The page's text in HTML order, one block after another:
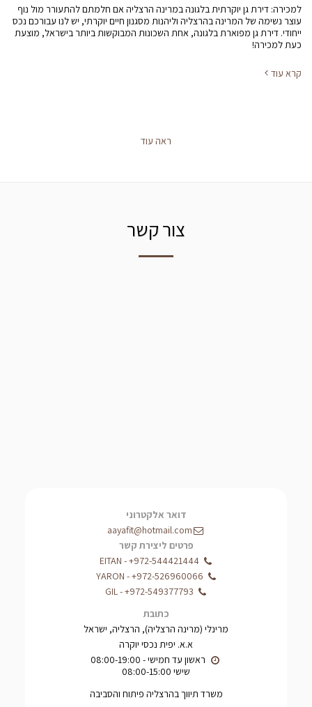
למכירה: דירת גן יוקרתית בלגונה במרינה הרצליה אם חלמתם להתעורר מול נוף
עוצר נשימה של המרינה בהרצליה וליהנות מסגנון חיים יוקרתי, יש לנו עבורכם נכס
ייחודי. דירת גן מפוארת בלגונה, אחת השכונות המבוקשות ביותר בישראל, מוצעת
כעת למכירה!
קרא עוד
ראה עוד
צור קשר
דואר אלקטרוני
aayafit@hotmail.com
פרטים ליצירת קשר
+972-544421444
-
EITAN
+972-526960066
-
YARON
+972-549377793
-
GIL
כתובת
מרינלי (מרינה הרצליה), הרצליה, ישראל
א.א. יפית נכסי יוקרה
שישי 08:00-15:00
משרד תיווך בהרצליה פיתוח והסביבה